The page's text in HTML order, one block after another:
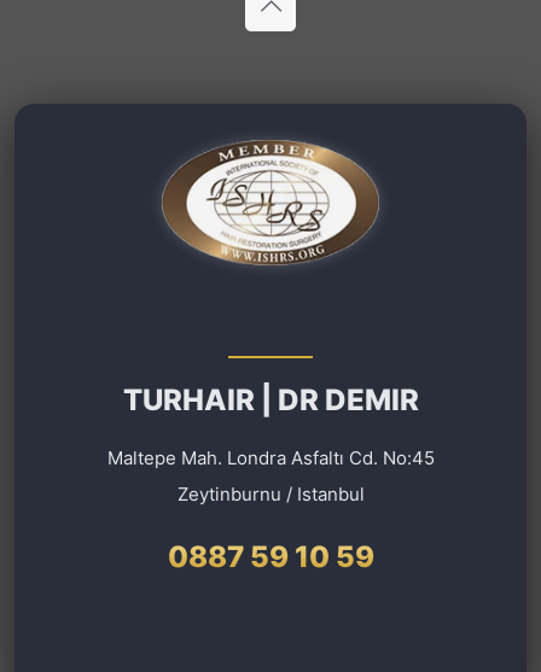
TURHAIR | DR DEMIR
Maltepe Mah. Londra Asfaltı Cd. No:45
Zeytinburnu / Istanbul
0887 59 10 59